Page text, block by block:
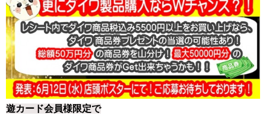
遊カード会員様限定で